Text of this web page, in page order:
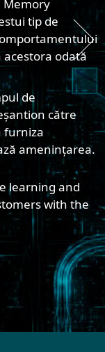
Memory
tip de
odată
de
către
furniza
amenințarea.
learning and
with the
leverage
part of our
and protect
respond to
- ESET
new
the next